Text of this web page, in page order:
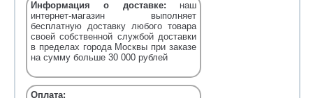
Информация о доставке: наш
интернет-магазин выполняет
бесплатную доставку любого товара
своей собственной службой доставки
в пределах города Москвы при заказе
на сумму больше 30 000 рублей
Оплата: